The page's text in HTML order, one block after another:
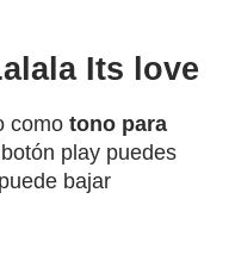
Its love
como tono para
play puedes
bajar